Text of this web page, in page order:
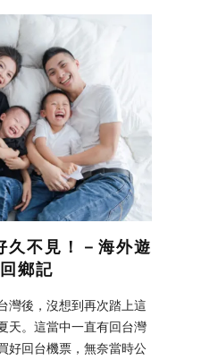
久不見！－海外遊
鄉記
灣後，沒想到再次踏上這
天。這當中一直有回台灣
好回台機票，無奈當時公